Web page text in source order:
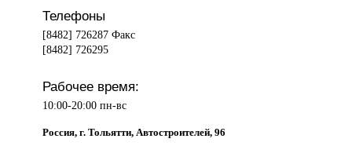
Телефоны
[8482] 726287 Факс
[8482] 726295
Рабочее время:
10:00-20:00 пн-вс
Россия, г. Тольятти, Автостроителей, 96